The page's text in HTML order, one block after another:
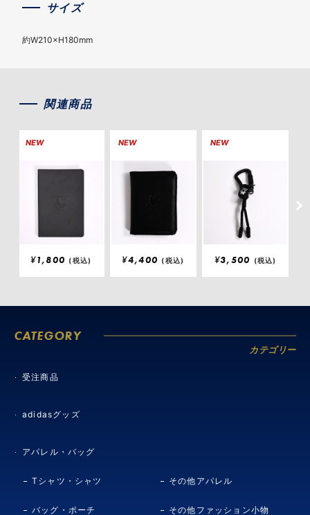
サイズ
約W210×H180mm
関連商品
NEW
¥1,800 (税込)
NEW
¥4,400 (税込)
NEW
¥3,500 (税込)
CATEGORY
カテゴリー
受注商品
adidasグッズ
アパレル・バッグ
Tシャツ・シャツ その他アパレル
バッグ・ポーチ その他ファッション小物